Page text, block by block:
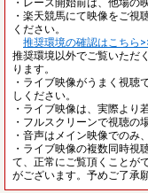
・レース開始前は、他場の
・楽天競馬にて映像をご視
ください。
推奨環境の確認はこちら
推奨環境以外でご覧いただ
ります。
・ライブ映像がうまく視聴
しください。
・ライブ映像は、実際より
・フルスクリーンで視聴の
・音声はメイン映像でのみ
・ライブ映像の複数同時視
て、正常にご覧頂くことが
がございます。予めご了承